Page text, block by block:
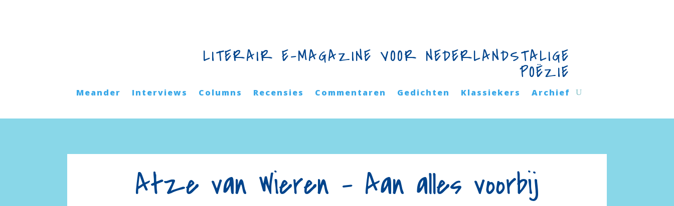
LITERAIR E-MAGAZINE VOOR NEDERLANDSTALIGE
POËZIE
Meander Interviews Columns Recensies Commentaren Gedichten Klassiekers Archief
Atze van Wieren – Aan alles voorbij